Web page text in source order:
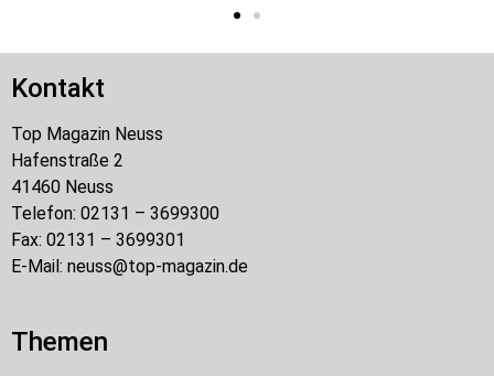
Kontakt
Top Magazin Neuss
Hafenstraße 2
41460 Neuss
Telefon: 02131 – 3699300
Fax: 02131 – 3699301
E-Mail: neuss@top-magazin.de
Themen